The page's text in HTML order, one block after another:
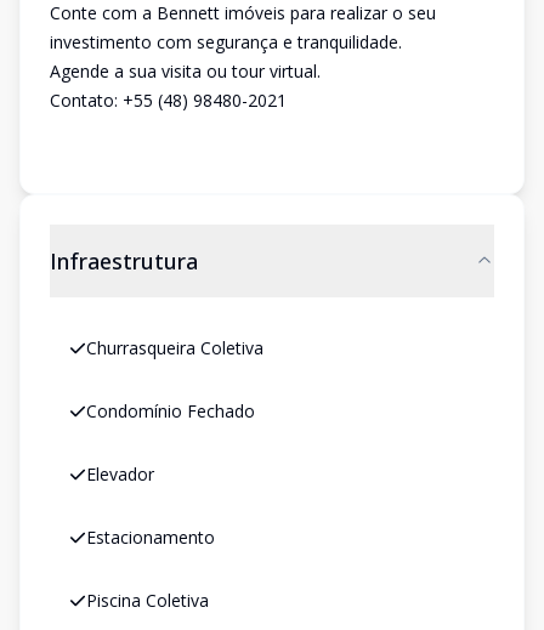
Conte com a Bennett imóveis para realizar o seu
investimento com segurança e tranquilidade.
Agende a sua visita ou tour virtual.
Contato: +55 (48) 98480-2021
Infraestrutura
Churrasqueira Coletiva
Condomínio Fechado
Elevador
Estacionamento
Piscina Coletiva